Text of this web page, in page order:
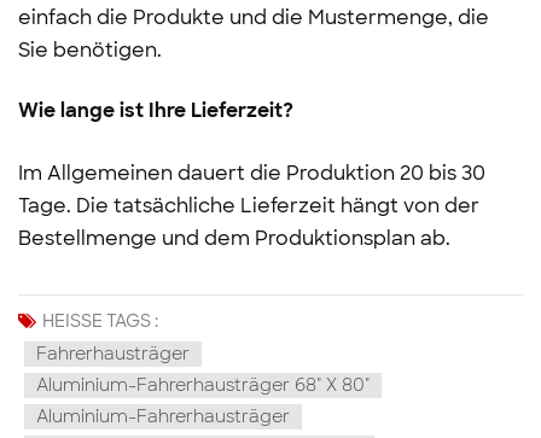
einfach die Produkte und die Mustermenge, die
Sie benötigen.
Wie lange ist Ihre Lieferzeit?
Im Allgemeinen dauert die Produktion 20 bis 30
Tage. Die tatsächliche Lieferzeit hängt von der
Bestellmenge und dem Produktionsplan ab.
HEISSE TAGS :
Fahrerhausträger
Aluminium-Fahrerhausträger 68" X 80"
Aluminium-Fahrerhausträger